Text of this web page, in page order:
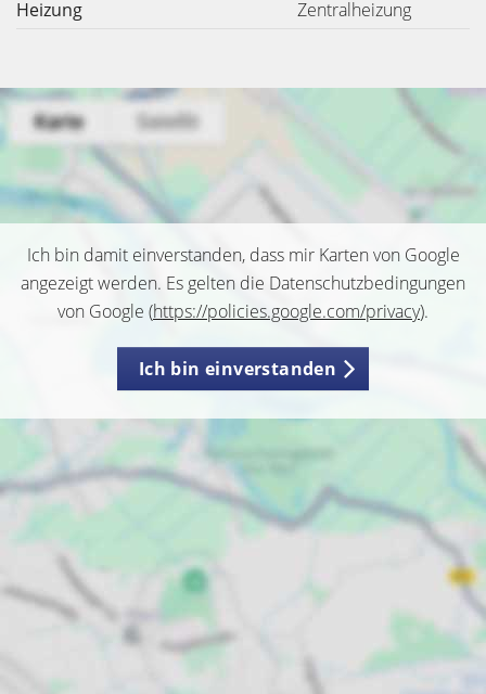
Heizung Zentralheizung
Ich bin damit einverstanden, dass mir Karten von Google
angezeigt werden. Es gelten die Datenschutzbedingungen
von Google (https://policies.google.com/privacy).
Ich bin einverstanden